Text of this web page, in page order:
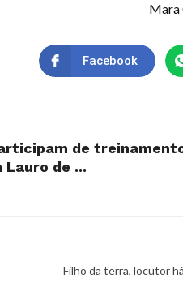
Mara
Facebook
de
de ...
Filho da terra, locutor